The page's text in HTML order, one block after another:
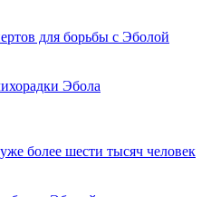
для борьбы с Эболой
Эбола
более шести тысяч человек